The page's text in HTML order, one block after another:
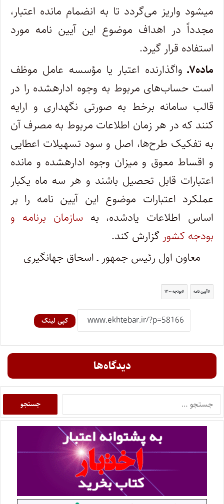
می­شود واریز می‌گردد تا به انضمام مانده اعتبار،
مجدداً در اهداف موضوع این آیین نامه مورد
استفاده قرار گیرد.
ماده۷ـ واگذارنده اعتبار یا مؤسسه عامل موظف
است حساب‌های مربوط به وجوه اداره­شده را در
قالب سامانه برخط به صورتی نگهداری و ارایه
کنند که در هر زمان اطلاعات مربوط به مصرف آن
به تفکیک طر‌ح‌ها، اصل و سود تسهیلات اعطایی
و اقساط معوق و میزان وجوه اداره­شده و مانده
اعتبارات قابل تحصیل باشند و هر سه ماه یک­بار
عملکرد اعتبارات موضوع این آیین نامه را بر
اساس اطلاعات یادشده، بهسازمان برنامه و
بودجه کشور گزارش کند.
معاون اول رئیس ‎جمهور ـ اسحاق جهانگیری
آیین نامه بودجه ۱۴۰۰
کپی لینک
دیدگاه‌ها